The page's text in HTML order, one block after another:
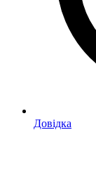
Довідка